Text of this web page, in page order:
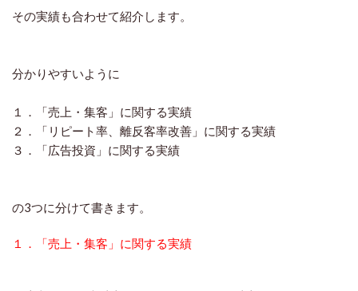
その実績も合わせて紹介します。
分かりやすいように
１．「売上・集客」に関する実績
２．「リピート率、離反客率改善」に関する実績
３．「広告投資」に関する実績
の3つに分けて書きます。
１．「売上・集客」に関する実績